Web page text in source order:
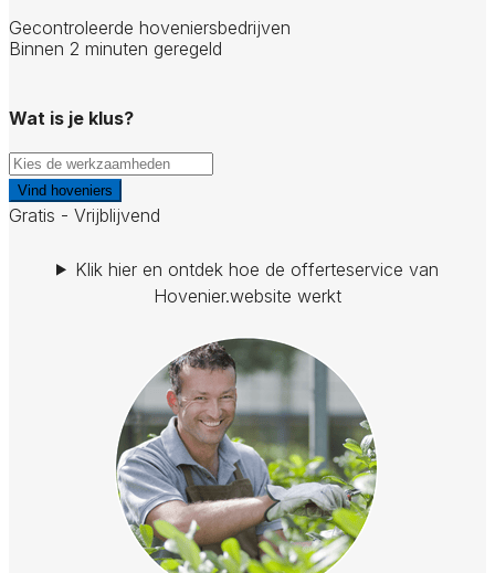
Gecontroleerde hoveniersbedrijven
Binnen 2 minuten geregeld
Wat is je klus?
Vind hoveniers
Gratis - Vrijblijvend
Klik hier en ontdek hoe de offerteservice van
Hovenier.website werkt